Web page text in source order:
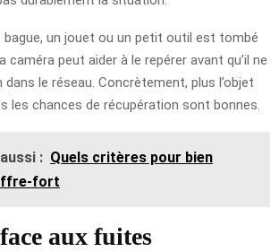
bague, un jouet ou un petit outil est tombé
caméra peut aider à le repérer avant qu’il ne
dans le réseau. Concrètement, plus l’objet
les chances de récupération sont bonnes.
: Quels critères pour bien
fort
aux fuites